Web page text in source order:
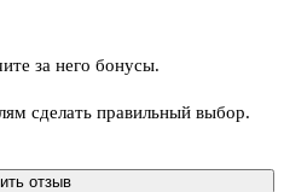
за него бонусы.
сделать правильный выбор.
отзыв